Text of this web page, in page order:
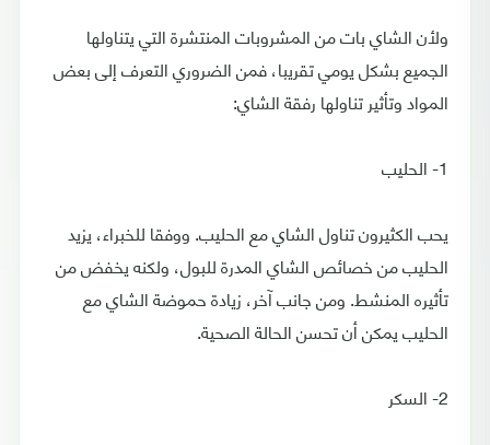
ولأن الشاي بات من المشروبات المنتشرة التي يتناولها
الجميع بشكل يومي تقريبا، فمن الضروري التعرف إلى بعض
المواد وتأثير تناولها رفقة الشاي:
1- الحليب
يحب الكثيرون تناول الشاي مع الحليب. ووفقا للخبراء، يزيد
الحليب من خصائص الشاي المدرة للبول، ولكنه يخفض من
تأثيره المنشط. ومن جانب آخر، زيادة حموضة الشاي مع
الحليب يمكن أن تحسن الحالة الصحية.
2- السكر